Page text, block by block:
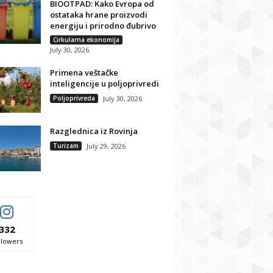
BIOOTPAD: Kako Evropa od
ostataka hrane proizvodi
energiju i prirodno đubrivo
Cirkularna ekonomija
July 30, 2026
Primena veštačke
inteligencije u poljoprivredi
Poljoprivreda July 30, 2026
Razglednica iz Rovinja
Turizam July 29, 2026